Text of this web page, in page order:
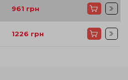
961 грн
1226 грн